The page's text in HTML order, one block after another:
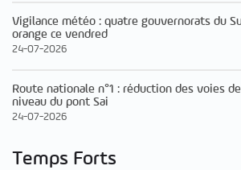
Vigilance météo : quatre gouvernorats du
orange ce vendred
24-07-2026
Route nationale n°1 : réduction des voies
niveau du pont Sai
24-07-2026
Temps Forts